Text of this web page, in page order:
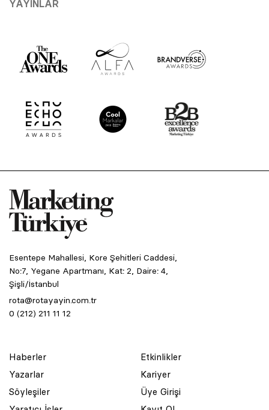
YAYINLAR
Esentepe Mahallesi, Kore Şehitleri Caddesi,
No:7, Yegane Apartmanı, Kat: 2, Daire: 4,
Şişli/İstanbul
rota@rotayayin.com.tr
0 (212) 211 11 12
Haberler
Yazarlar
Söyleşiler
Etkinlikler
Kariyer
Üye Girişi